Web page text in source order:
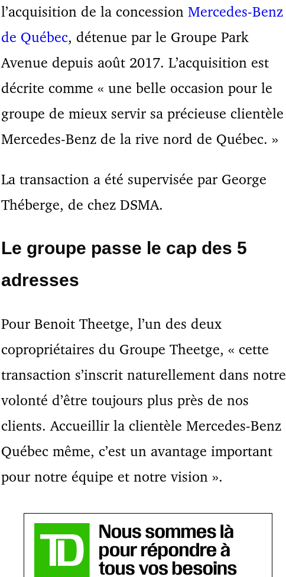
l’acquisition de la concession Mercedes-Benz
de Québec, détenue par le Groupe Park
Avenue depuis août 2017. L’acquisition est
décrite comme « une belle occasion pour le
groupe de mieux servir sa précieuse clientèle
Mercedes-Benz de la rive nord de Québec. »
La transaction a été supervisée par George
Théberge, de chez DSMA.
Le groupe passe le cap des 5
adresses
Pour Benoit Theetge, l’un des deux
copropriétaires du Groupe Theetge, « cette
transaction s’inscrit naturellement dans notre
volonté d’être toujours plus près de nos
clients. Accueillir la clientèle Mercedes-Benz
Québec même, c’est un avantage important
pour notre équipe et notre vision ».